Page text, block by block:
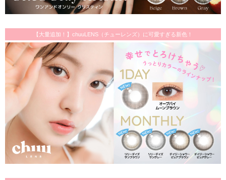
【大量追加！】chuuLENS（チューレンズ）に可愛すぎる新色！